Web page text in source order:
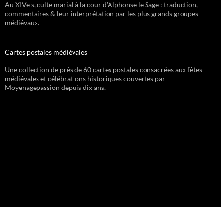
Au XIVe s, culte marial à la cour d’Alphonse le Sage : traduction,
commentaires & leur interprétation par les plus grands groupes
médiévaux.
Cartes postales médiévales
Une collection de près de 60 cartes postales consacrées aux fêtes
médiévales et célébrations historiques couvertes par
Moyenagepassion depuis dix ans.